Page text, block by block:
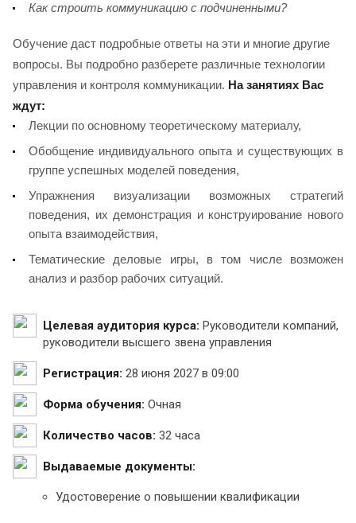
Как строить коммуникацию с подчиненными?
Обучение даст подробные ответы на эти и многие другие
вопросы. Вы подробно разберете различные технологии
управления и контроля коммуникации. На занятиях Вас
ждут:
Лекции по основному теоретическому материалу,
Обобщение индивидуального опыта и существующих в
группе успешных моделей поведения,
Упражнения визуализации возможных стратегий
поведения, их демонстрация и конструирование нового
опыта взаимодействия,
Тематические деловые игры, в том числе возможен
анализ и разбор рабочих ситуаций.
Целевая аудитория курса: Руководители компаний,
руководители высшего звена управления
Регистрация: 28 июня 2027 в 09:00
Форма обучения: Очная
Количество часов: 32 часа
Выдаваемые документы:
Удостоверение о повышении квалификации